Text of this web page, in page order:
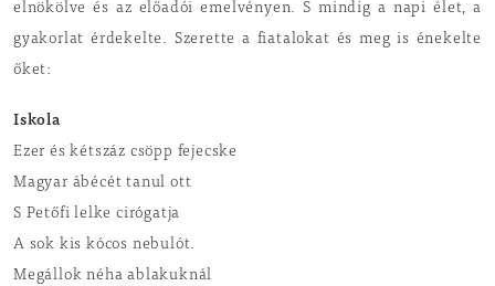
elnökölve és az előadói emelvényen. S mindig a napi élet, a
gyakorlat érdekelte. Szerette a fiatalokat és meg is énekelte
őket:
Iskola
Ezer és kétszáz csöpp fejecske
Magyar ábécét tanul ott
S Petőfi lelke cirógatja
A sok kis kócos nebulót.
Megállok néha ablakuknál